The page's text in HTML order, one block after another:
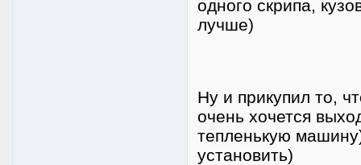
одного скрипа,
лучше)
Ну и прикупил то,
очень хочется
тепленькую
установить)